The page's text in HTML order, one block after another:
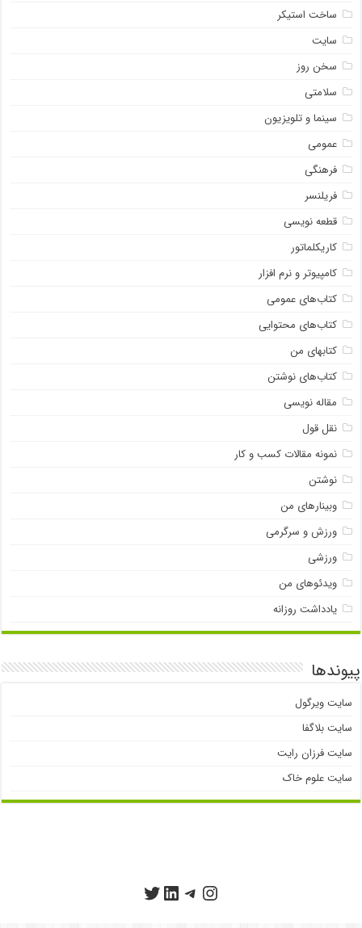
ساخت استیکر
سایت
سخن روز
سلامتی
سینما و تلویزیون
عمومی
فرهنگی
فریلنسر
قطعه نویسی
کاریکلماتور
کامپیوتر و نرم افزار
کتاب‌های عمومی
کتاب‌های محتوایی
کتابهای من
کتاب‌های نوشتن
مقاله نویسی
نقل قول
نمونه مقالات کسب و کار
نوشتن
وبینارهای من
ورزش و سرگرمی
ورزشی
ویدئوهای من
یادداشت روزانه
پیوندها
سایت ویرگول
سایت بلاگفا
سایت فرزان رایت
سایت علوم خاک
اینستاگرم
تلگرام
لینکداین
توییتر